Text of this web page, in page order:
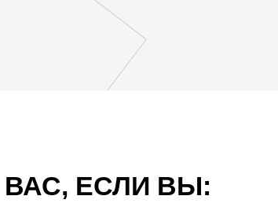
ВАС, ЕСЛИ ВЫ: